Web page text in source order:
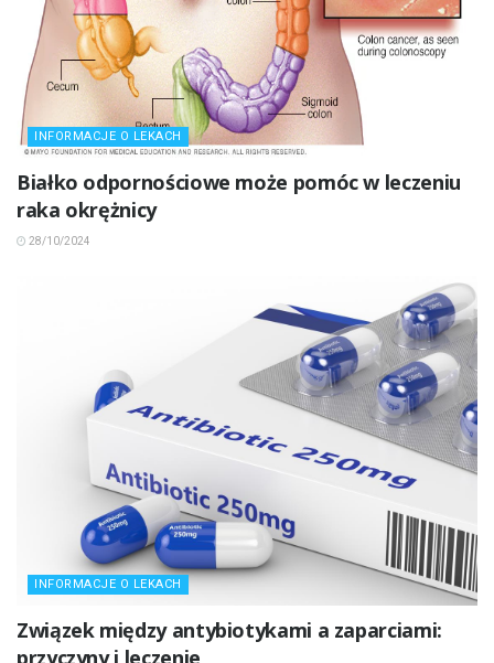
INFORMACJE O LEKACH
Białko odpornościowe może pomóc w leczeniu
raka okrężnicy
28/10/2024
INFORMACJE O LEKACH
Związek między antybiotykami a zaparciami:
przyczyny i leczenie